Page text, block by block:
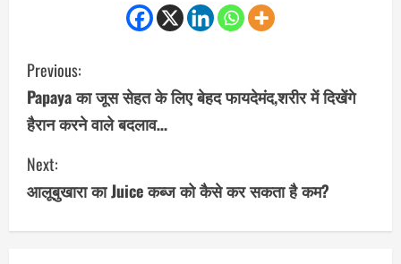
C
o
n
t
i
Previous:
Papaya का जूस सेहत के लिए बेहद फायदेमंद,शरीर में दिखेंगे
हैरान करने वाले बदलाव…
Next:
आलूबुखारा का Juice कब्ज को कैसे कर सकता है कम?